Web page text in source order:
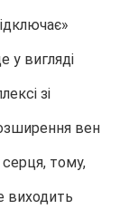
у вигляді
зі
вен
серця, тому,
виходить